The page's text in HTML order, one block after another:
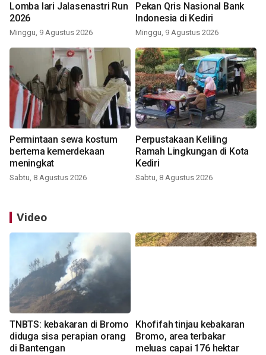
Lomba lari Jalasenastri Run
2026
Minggu, 9 Agustus 2026
Pekan Qris Nasional Bank
Indonesia di Kediri
Minggu, 9 Agustus 2026
Permintaan sewa kostum
bertema kemerdekaan
meningkat
Sabtu, 8 Agustus 2026
Perpustakaan Keliling
Ramah Lingkungan di Kota
Kediri
Sabtu, 8 Agustus 2026
Video
TNBTS: kebakaran di Bromo
diduga sisa perapian orang
di Bantengan
Khofifah tinjau kebakaran
Bromo, area terbakar
meluas capai 176 hektar